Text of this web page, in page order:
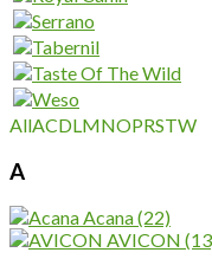
AllACDLMNOPRSTW
A
Acana(22)
AVICON